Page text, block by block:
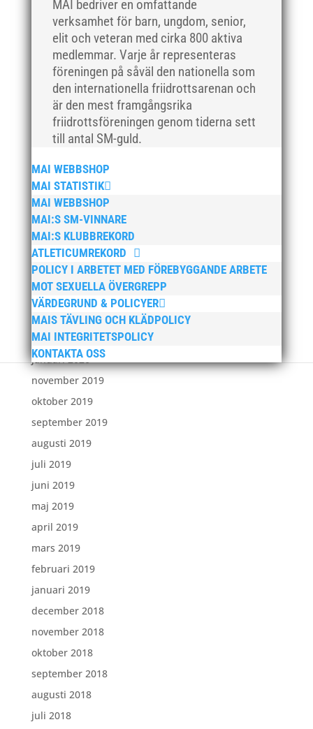
MAI bedriver en omfattande
verksamhet för barn, ungdom, senior,
elit och veteran med cirka 800 aktiva
medlemmar. Varje år representeras
föreningen på såväl den nationella som
den internationella friidrottsarenan och
är den mest framgångsrika
friidrottsföreningen genom tiderna sett
till antal SM-guld.
MAI WEBBSHOP
MAI STATISTIK
MAI WEBBSHOP
MAI:S SM-VINNARE
MAI:S KLUBBREKORD
ATLETICUMREKORD
POLICY I ARBETET MED FÖREBYGGANDE ARBETE
MOT SEXUELLA ÖVERGREPP
VÄRDEGRUND & POLICYER
MAIS TÄVLING OCH KLÄDPOLICY
MAI INTEGRITETSPOLICY
KONTAKTA OSS
november 2021
oktober 2021
september 2021
juni 2021
maj 2021
april 2021
mars 2021
december 2020
november 2020
oktober 2020
september 2020
augusti 2020
juni 2020
april 2020
mars 2020
februari 2020
januari 2020
november 2019
oktober 2019
september 2019
augusti 2019
juli 2019
juni 2019
maj 2019
april 2019
mars 2019
februari 2019
januari 2019
december 2018
november 2018
oktober 2018
september 2018
augusti 2018
juli 2018